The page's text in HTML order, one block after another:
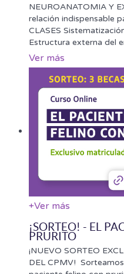
NEUROANATOMIA Y
relación indispensable
CLASES
Estructura externa del
Ver más
+Ver más
¡SORTEO! - EL
PRURITO
¡NUEVO SORTEO
DEL CPMV!